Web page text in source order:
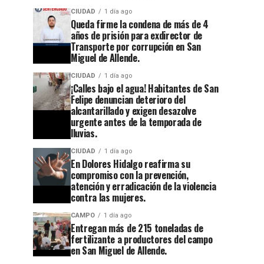
CIUDAD 1 día ago
Queda firme la condena de más de 4
años de prisión para exdirector de
Transporte por corrupción en San
Miguel de Allende.
CIUDAD 1 día ago
¡Calles bajo el agua! Habitantes de San
Felipe denuncian deterioro del
alcantarillado y exigen desazolve
urgente antes de la temporada de
lluvias.
CIUDAD 1 día ago
En Dolores Hidalgo reafirma su
compromiso con la prevención,
atención y erradicación de la violencia
contra las mujeres.
CAMPO 1 día ago
Entregan más de 215 toneladas de
fertilizante a productores del campo
en San Miguel de Allende.